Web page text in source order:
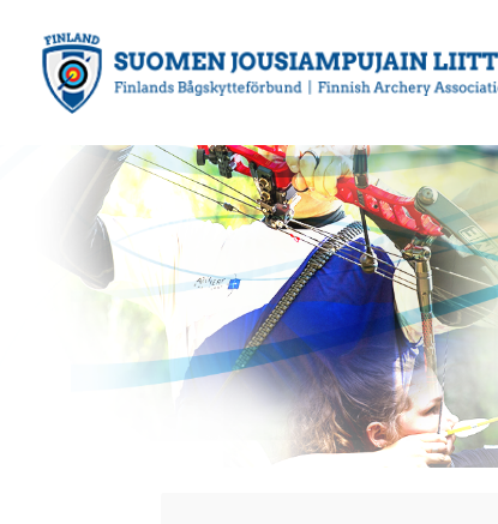
sivun
sisältöön
Suomen Jousiampujain Liitto ry